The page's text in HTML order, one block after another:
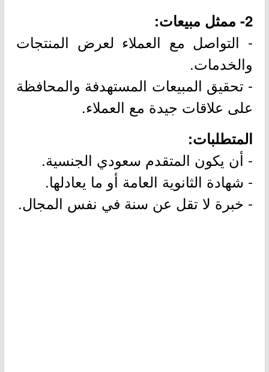
2- ممثل مبيعات:
- التواصل مع العملاء لعرض المنتجات
والخدمات.
- تحقيق المبيعات المستهدفة والمحافظة
على علاقات جيدة مع العملاء.
المتطلبات:
- أن يكون المتقدم سعودي الجنسية.
- شهادة الثانوية العامة أو ما يعادلها.
- خبرة لا تقل عن سنة في نفس المجال.